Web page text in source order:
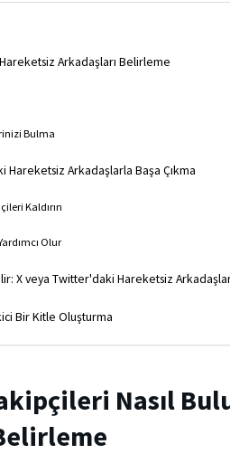
Arkadaşları Belirleme
Bulma
Hareketsiz Arkadaşlarla Başa Çıkma
Kaldırın
Olur
X veya Twitter'daki Hareketsiz
Bir Kitle Oluşturma
Nasıl